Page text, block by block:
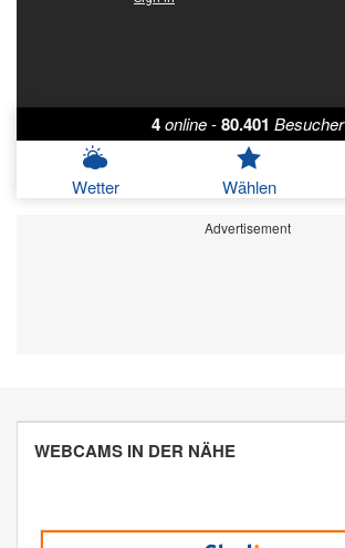
4online-80.401 Besucher
Wetter Wählen
Advertisement
WEBCAMS IN DER NÄHE